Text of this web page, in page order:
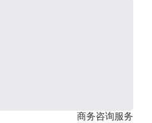
商务咨询服务